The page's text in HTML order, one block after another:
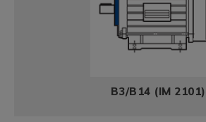
B3/B14 (IM 2101)